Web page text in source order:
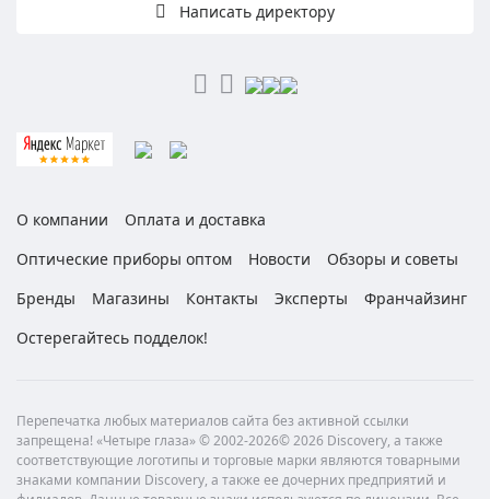
Написать директору
О компании
Оплата и доставка
Оптические приборы оптом
Новости
Обзоры и советы
Бренды
Магазины Контакты Эксперты
Франчайзинг
Остерегайтесь подделок!
Перепечатка любых материалов сайта без активной ссылки
запрещена! «Четыре глаза» © 2002-2026© 2026 Discovery, а также
соответствующие логотипы и торговые марки являются товарными
знаками компании Discovery, а также ее дочерних предприятий и